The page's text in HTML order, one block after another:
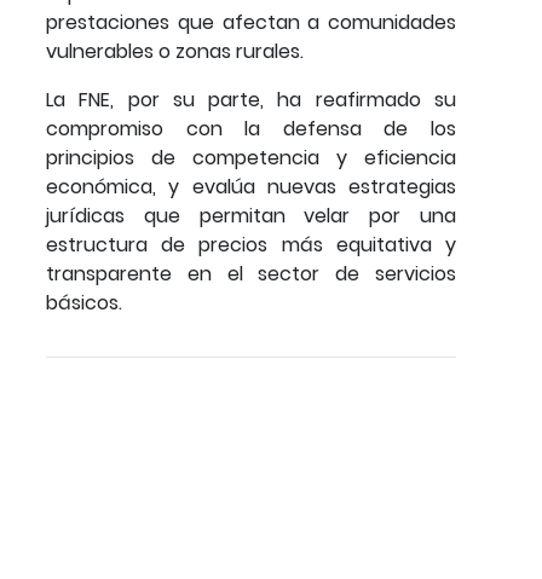
prestaciones que afectan a comunidades
vulnerables o zonas rurales.
La FNE, por su parte, ha reafirmado su
compromiso con la defensa de los
principios de competencia y eficiencia
económica, y evalúa nuevas estrategias
jurídicas que permitan velar por una
estructura de precios más equitativa y
transparente en el sector de servicios
básicos.